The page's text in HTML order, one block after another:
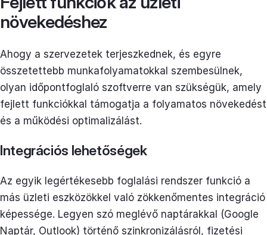
növekedéshez
Ahogy a szervezetek terjeszkednek, és egyre
összetettebb munkafolyamatokkal szembesülnek,
olyan időpontfoglaló szoftverre van szükségük, amely
fejlett funkciókkal támogatja a folyamatos növekedést
és a működési optimalizálást.
Integrációs lehetőségek
Az egyik legértékesebb foglalási rendszer funkció a
más üzleti eszközökkel való zökkenőmentes integráció
képessége. Legyen szó meglévő naptárakkal (Google
Naptár, Outlook) történő szinkronizálásról, fizetési